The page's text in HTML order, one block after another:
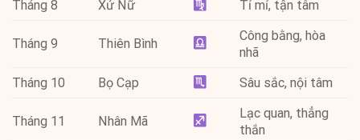
Tháng 8
Xử Nữ Tỉ mỉ, tận tâm
Tháng 9 Thiên Bình
Công bằng, hòa
nhã
Tháng 10
Bọ Cạp Sâu sắc, nội tâm
Tháng 11 Nhân Mã
Lạc quan, thẳng
thắn